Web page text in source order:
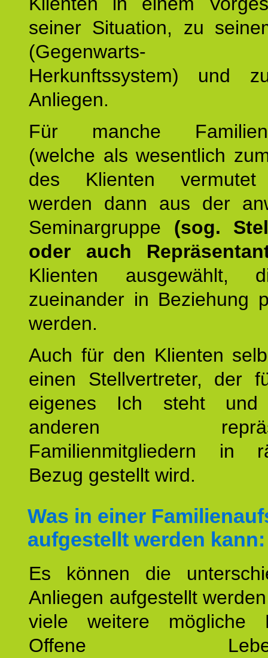
seiner Situation, zu
(Gegenwarts-
Herkunftssystem) und
Anliegen.
Für manche
(welche als wesentlich
des Klienten vermutet
werden dann aus der
Seminargruppe (sog.
oder auch
Klienten ausgewählt,
zueinander in Beziehung
werden.
Auch für den Klienten
einen Stellvertreter, der
eigenes Ich steht
anderen
Familienmitgliedern in
Bezug gestellt wird.
Was in einer
aufgestellt werden kann:
Es können die
Anliegen aufgestellt
viele weitere mögliche
Offene